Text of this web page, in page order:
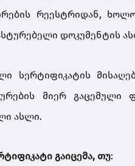
რეესტრიდან,
დოკუმენტის
სერტიფიკატის
მიერ გაცემული
ასლი.
გაიცემა, თუ: